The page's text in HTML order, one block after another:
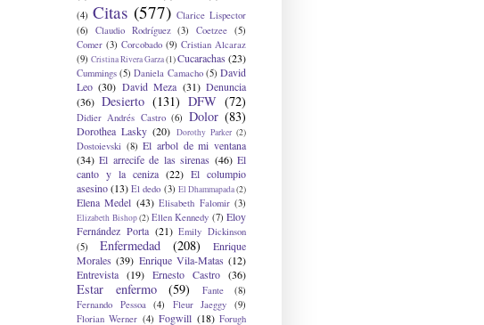
(4) Citas (577) Clarice Lispector
(6)
Claudio Rodríguez (3) Coetzee (5)
Comer (3) Corcobado (9) Cristian Alcaraz
(9) Cristina Rivera Garza(1)Cucarachas (23)
Cummings (5) Daniela Camacho (5) David
Leo (30) David Meza (31) Denuncia
(36) Desierto (131) DFW (72)
Didier Andrés Castro (6) Dolor (83)
Dorothea Lasky (20) Dorothy Parker (2)
Dostoievski (8) El arbol de mi ventana
(34) El arrecife de las sirenas (46) El
canto y la ceniza (22) El columpio
asesino(13) El dedo (3) El Dhammapada(2)
Elena Medel (43) Elisabeth Falomir (3)
Elizabeth Bishop(2) Ellen Kennedy (7) Eloy
Fernández Porta (21) Emily Dickinson
(5)
Enfermedad (208)
Enrique
Morales (39) Enrique Vila-Matas (12)
Entrevista (19) Ernesto Castro (36)
Estar enfermo (59) Fante
(8)
Fernando Pessoa
(4) Fleur Jaeggy
(9)
Florian Werner (4) Fogwill (18) Forugh